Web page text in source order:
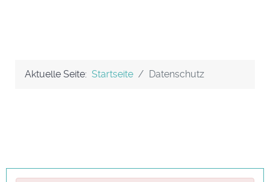
Aktuelle Seite: Startseite Datenschutz